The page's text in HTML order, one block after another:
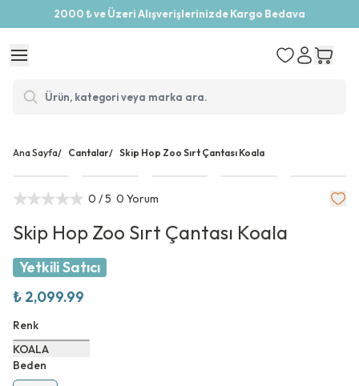
2000 ₺ ve Üzeri Alışverişlerinizde Kargo Bedava
Ana Sayfa/ Cantalar/ Skip Hop Zoo Sırt Çantası Koala
0 / 5 0 Yorum
Skip Hop Zoo Sırt Çantası Koala
Yetkili Satıcı
₺ 2,099.99
Renk
KOALA
Beden